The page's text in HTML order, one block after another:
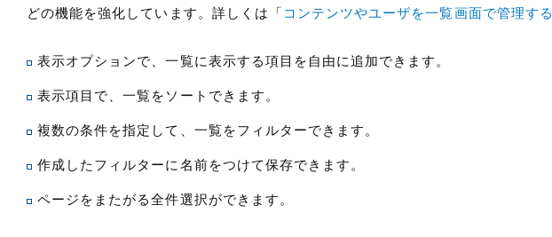
どの機能を強化しています。詳しくは「 コンテンツやユーザを一覧画面で管理する
表示オプションで、一覧に表示する項目を自由に追加できます。
表示項目で、一覧をソートできます。
複数の条件を指定して、一覧をフィルターできます。
作成したフィルターに名前をつけて保存できます。
ページをまたがる全件選択ができます。